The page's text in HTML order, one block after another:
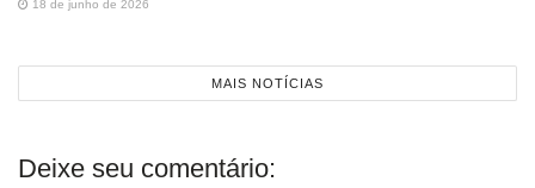
18 de junho de 2026
MAIS NOTÍCIAS
Deixe seu comentário: